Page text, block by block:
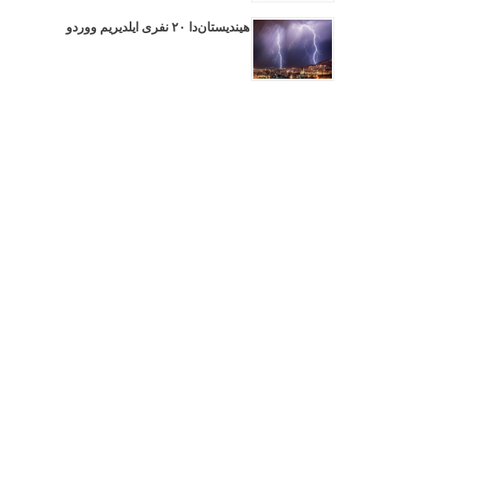
هیندیستان‌دا ۲۰ نفری ایلدیریم ووردو